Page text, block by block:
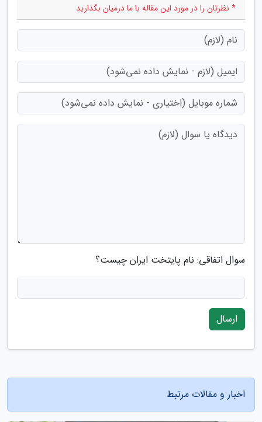
* نظرتان را در مورد این مقاله با ما درمیان بگذارید
سوال اتفاقی: نام پایتخت ایران چیست؟
ارسال
اخبار و مقالات مرتبط